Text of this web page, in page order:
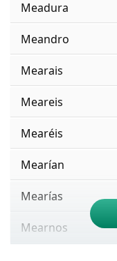
Meadura
Meandro
Mearais
Meareis
Mearéis
Mearían
Mearías
Mearnos